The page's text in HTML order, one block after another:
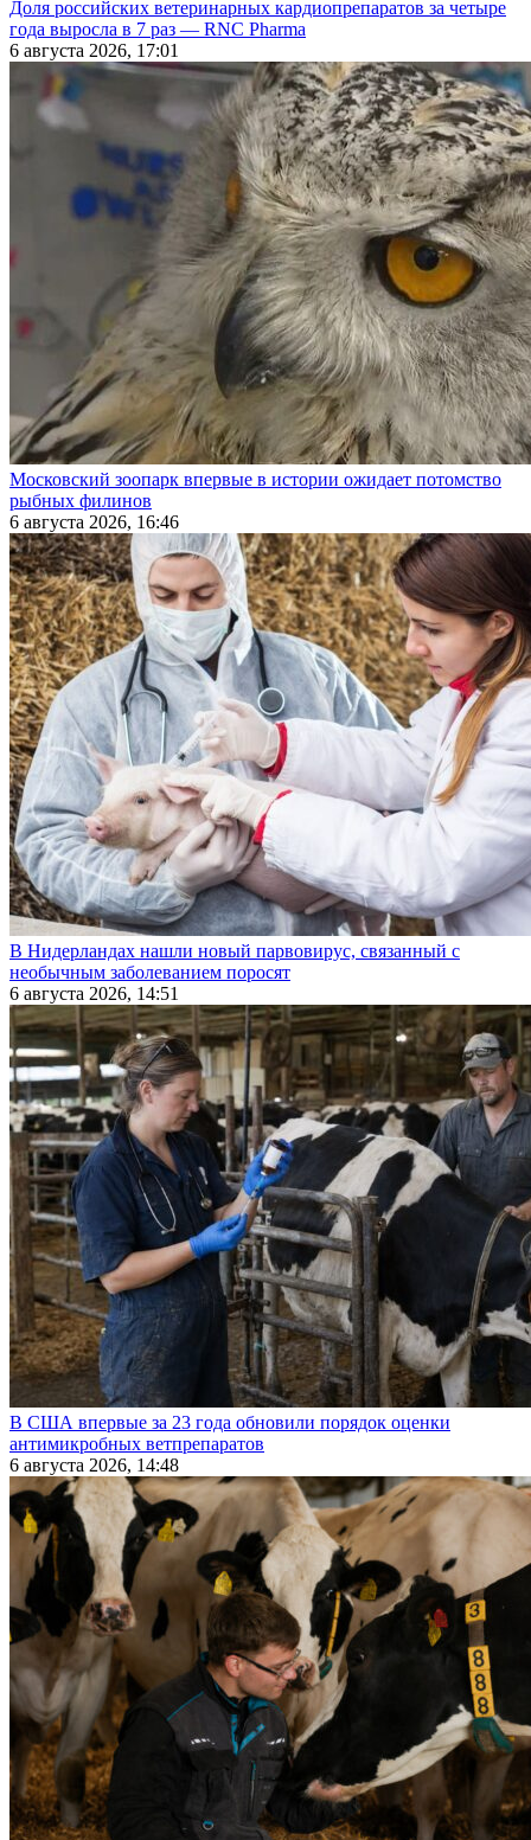
Доля российских ветеринарных кардиопрепаратов за четыре
года выросла в 7 раз — RNC Pharma
6 августа 2026, 17:01
Московский зоопарк впервые в истории ожидает потомство
рыбных филинов
6 августа 2026, 16:46
В Нидерландах нашли новый парвовирус, связанный с
необычным заболеванием поросят
6 августа 2026, 14:51
В США впервые за 23 года обновили порядок оценки
антимикробных ветпрепаратов
6 августа 2026, 14:48